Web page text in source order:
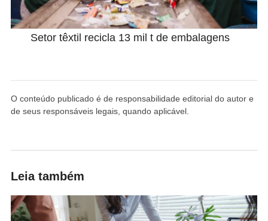
Setor têxtil recicla 13 mil t de embalagens
O conteúdo publicado é de responsabilidade editorial do autor e
de seus responsáveis legais, quando aplicável.
Leia também